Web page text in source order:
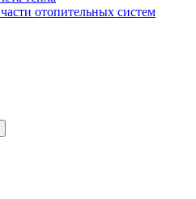
отопительных систем